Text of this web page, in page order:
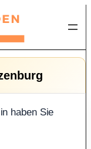
haben Sie